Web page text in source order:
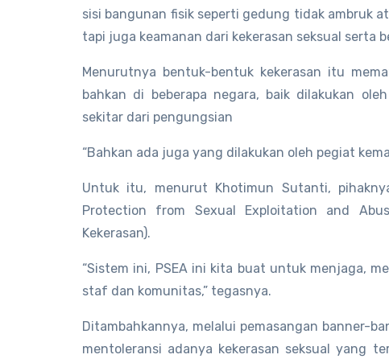
sisi bangunan fisik seperti gedung tidak ambruk
tapi juga keamanan dari kekerasan seksual serta
Menurutnya bentuk-bentuk kekerasan itu
bahkan di beberapa negara, baik dilakukan
sekitar dari pengungsian
“Bahkan ada juga yang dilakukan oleh pegiat
Untuk itu, menurut Khotimun Sutanti,
Protection from Sexual Exploitation and
Kekerasan).
“Sistem ini, PSEA ini kita buat untuk menjaga,
staf dan komunitas,” tegasnya.
Ditambahkannya, melalui pemasangan banner-
mentoleransi adanya kekerasan seksual yang